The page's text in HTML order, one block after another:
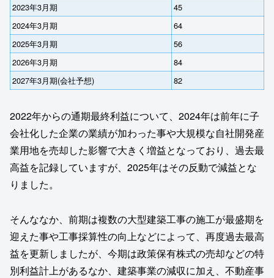
2023年3月期
45
2024年3月期
64
2025年3月期
56
2026年3月期
84
2027年3月期(会社予想)
82
2022年からの通期最終利益について、2024年は前年に子
会社化した企業の業績が加わった事や大規模な自社開発産
業用地を売却した影響で大きく増益となっており、過去最
高益を記録していますが、2025年はその反動で減益とな
りました。
そんななか、前期は複数の大型建築工事の施工が最盛期を
迎えた事や工事採算性の向上などによって、再度過去最高
益を更新しましたが、今期は政策保有株式の売却などの特
別利益計上があるなか、建築事業の減収に加え、不動産事